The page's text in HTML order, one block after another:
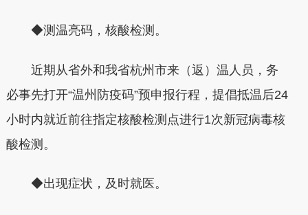
◆测温亮码，核酸检测。
近期从省外和我省杭州市来（返）温人员，务
必事先打开“温州防疫码”预申报行程，提倡抵温后24
小时内就近前往指定核酸检测点进行1次新冠病毒核
酸检测。
◆出现症状，及时就医。